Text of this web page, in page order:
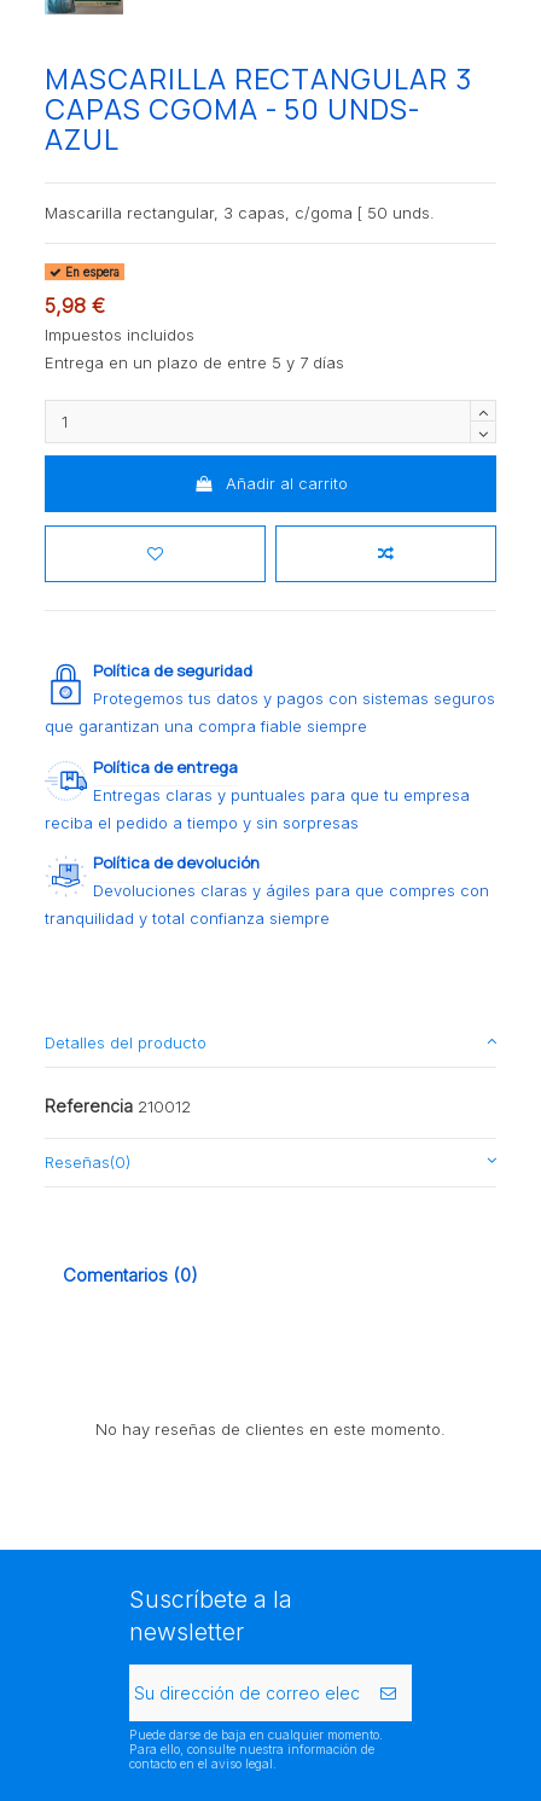
MASCARILLA RECTANGULAR 3
CAPAS CGOMA - 50 UNDS-
AZUL
Mascarilla rectangular, 3 capas, c/goma [ 50 unds.
En espera
5,98 €
Impuestos incluidos
Entrega en un plazo de entre 5 y 7 días
Añadir al carrito
Política de seguridad
Protegemos tus datos y pagos con sistemas seguros
que garantizan una compra fiable siempre
Política de entrega
Entregas claras y puntuales para que tu empresa
reciba el pedido a tiempo y sin sorpresas
Política de devolución
Devoluciones claras y ágiles para que compres con
tranquilidad y total confianza siempre
Detalles del producto
Referencia 210012
Reseñas(0)
Comentarios (0)
No hay reseñas de clientes en este momento.
Suscríbete a la
newsletter
Puede darse de baja en cualquier momento.
Para ello, consulte nuestra información de
contacto en el aviso legal.